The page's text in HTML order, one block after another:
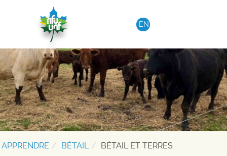
Aller au contenu
EN
APPRENDRE BÉTAIL BÉTAIL ET TERRES